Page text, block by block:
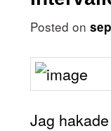
Posted on
Jag